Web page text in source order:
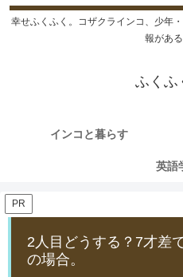
幸せふくふく。コザクラインコ、少年
報がある
ふくふ
インコと暮らす
英語
PR
2人目どうする？7才差
の場合。